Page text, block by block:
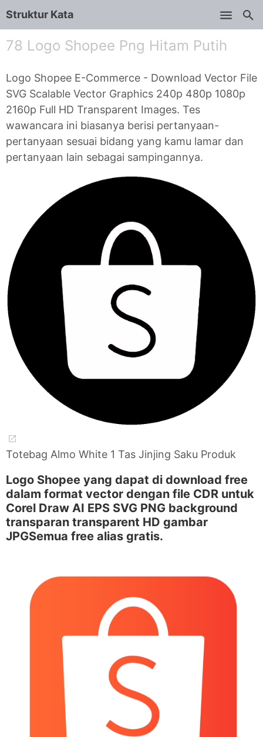
Struktur Kata
78 Logo Shopee Png Hitam Putih
Logo Shopee E-Commerce - Download Vector File
SVG Scalable Vector Graphics 240p 480p 1080p
2160p Full HD Transparent Images. Tes
wawancara ini biasanya berisi pertanyaan-
pertanyaan sesuai bidang yang kamu lamar dan
pertanyaan lain sebagai sampingannya.
Totebag Almo White 1 Tas Jinjing Saku Produk
Logo Shopee yang dapat di download free
dalam format vector dengan file CDR untuk
Corel Draw AI EPS SVG PNG background
transparan transparent HD gambar
JPGSemua free alias gratis.